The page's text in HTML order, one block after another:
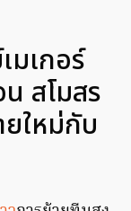
มเกอร์
สโมสร
ยใหม่กับ